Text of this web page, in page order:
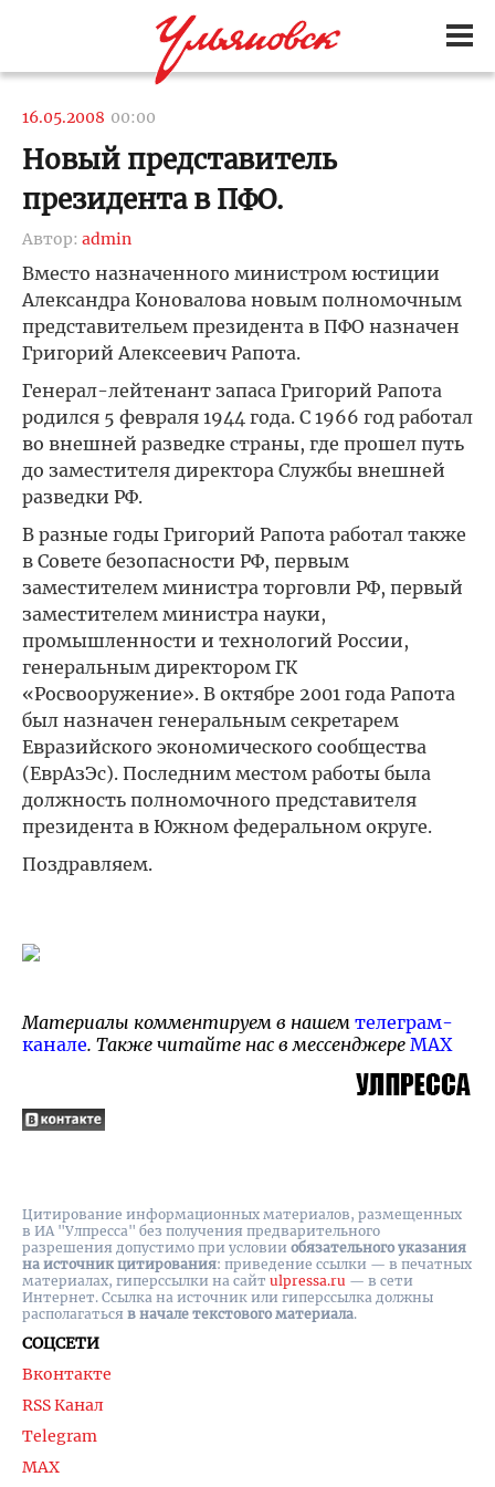
16.05.2008 00:00
Новый представитель
президента в ПФО.
Автор: admin
Вместо назначенного министром юстиции
Александра Коновалова новым полномочным
представительем президента в ПФО назначен
Григорий Алексеевич Рапота.
Генерал-лейтенант запаса Григорий Рапота
родился 5 февраля 1944 года. С 1966 год работал
во внешней разведке страны, где прошел путь
до заместителя директора Службы внешней
разведки РФ.
В разные годы Григорий Рапота работал также
в Совете безопасности РФ, первым
заместителем министра торговли РФ, первый
заместителем министра науки,
промышленности и технологий России,
генеральным директором ГК
«Росвооружение». В октябре 2001 года Рапота
был назначен генеральным секретарем
Евразийского экономического сообщества
(ЕврАзЭс). Последним местом работы была
должность полномочного представителя
президента в Южном федеральном округе.
Поздравляем.
Материалы комментируем в нашем телеграм-
канале. Также читайте нас в мессенджере MAX
СОЦСЕТИ
Вконтакте
RSS Канал
Telegram
MAX
Цитирование информационных материалов, размещенных
в ИА "Улпресса" без получения предварительного
разрешения допустимо при условии обязательного указания
на источник цитирования: приведение ссылки — в печатных
материалах, гиперссылки на cайт ulpressa.ru — в сети
Интернет. Ссылка на источник или гиперссылка должны
располагаться в начале текстового материала.